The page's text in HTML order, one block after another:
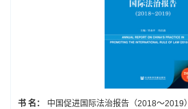
书 名：
中国促进国际法治报告（2018～2019）